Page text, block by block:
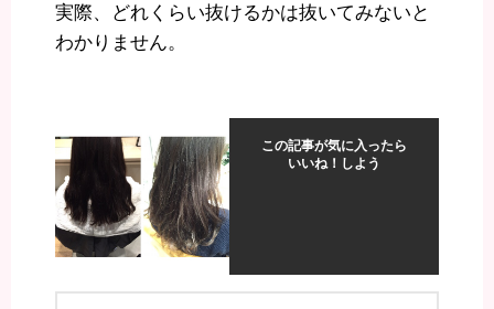
実際、どれくらい抜けるかは抜いてみないと
わかりません。
この記事が気に入ったら
いいね！しよう